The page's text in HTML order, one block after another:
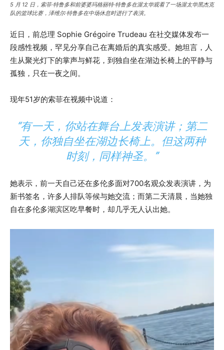
5 月 12 日，索菲·特鲁多和前婆婆玛格丽特·特鲁多在渥太华观看了一场渥太华黑杰克
队的篮球比赛，泽维尔·特鲁多在中场休息时进行了表演。
近日，前总理 Sophie Grégoire Trudeau 在社交媒体发布一
段感性视频，罕见分享自己在离婚后的真实感受。她坦言，人
生从聚光灯下的掌声与鲜花，到独自坐在湖边长椅上的平静与
孤独，只在一夜之间。
现年51岁的索菲在视频中说道：
“有一天，你站在舞台上发表演讲；第二
天，你独自坐在湖边长椅上。但这两种
时刻，同样神圣。”
她表示，前一天自己还在多伦多面对700名观众发表演讲，为
新书签名，许多人排队等候与她交流；而第二天清晨，当她独
自在多伦多湖滨区吃早餐时，却几乎无人认出她。